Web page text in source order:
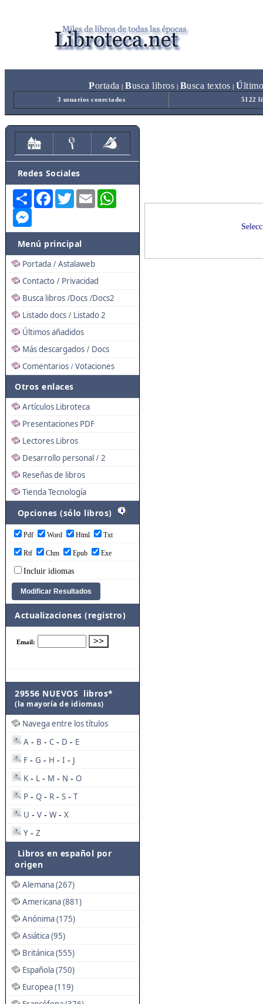
Portada Busca libros Busca textos Ú
3 usuarios conectados 5122
Redes Sociales
Share FacebookTwitterEmail
Menú principal
Portada / Astalaweb
Contacto / Privacidad
Busca libros /Docs /Docs2
Listado docs / Listado 2
Últimos añadidos
Más descargados / Docs
Comentarios / Votaciones
Otros enlaces
Artículos Libroteca
Presentaciones PDF
Lectores Libros
Desarrollo personal / 2
Reseñas de libros
Tienda Tecnología
Opciones (sólo libros)
Pdf Word Html Txt
Rtf Chm Epub Exe
Incluir idiomas
Actualizaciones (registro)
29556 NUEVOS libros*
(la mayoría de idiomas)
Navega entre los títulos
A - B - C - D - E
F - G - H - I - J
K - L - M - N - O
P - Q - R - S - T
U - V - W - X
Y - Z
Libros en español por
origen
Alemana (267)
Americana (881)
Anónima (175)
Asiática (95)
Británica (555)
Española (750)
Europea (119)